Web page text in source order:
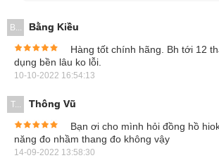
Đo điện áp xoay chiều AC: 600.0 mV đến
B...
Bằng Kiều
Hàng tốt chính hãng. Bh tới 12
dụng bền lâu ko lỗi.
10-10-2022 16:54:13
T...
Thông Vũ
Bạn ơi cho mình hỏi đồng hồ
năng đo nhầm thang đo không vậy
14-09-2022 13:58:30